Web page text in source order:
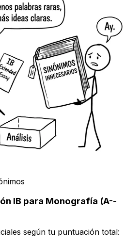
IB para Monografía (A--
según tu puntuación total: